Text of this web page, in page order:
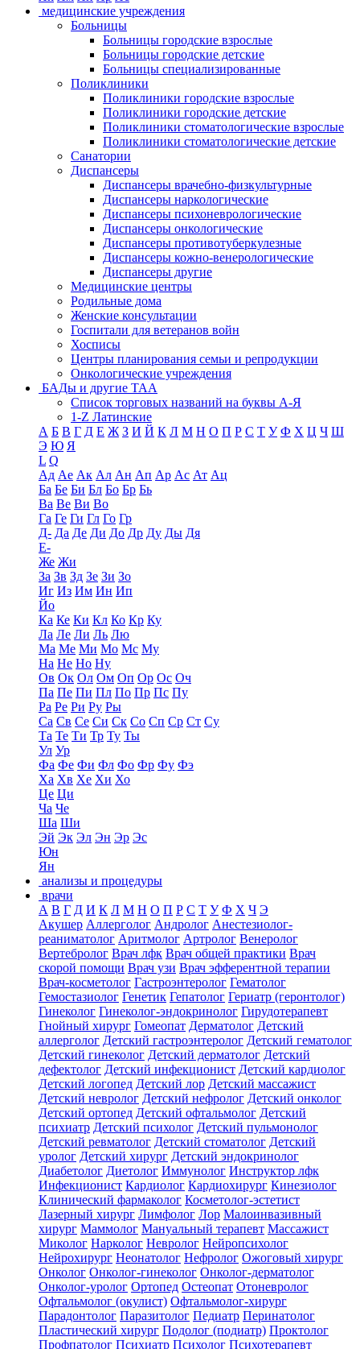
медицинские учреждения
Больницы
Больницы городские взрослые
Больницы городские детские
Больницы специализированные
Поликлиники
Поликлиники городские взрослые
Поликлиники городские детские
Поликлиники стоматологические взрослые
Поликлиники стоматологические детские
Санатории
Диспансеры
Диспансеры врачебно-физкультурные
Диспансеры наркологические
Диспансеры психоневрологические
Диспансеры онкологические
Диспансеры противотуберкулезные
Диспансеры кожно-венерологические
Диспансеры другие
Медицинские центры
Родильные дома
Женские консультации
Госпитали для ветеранов войн
Хосписы
Центры планирования семьи и репродукции
Онкологические учреждения
БАДы и другие ТАА
Список торговых названий на буквы А-Я
1-Z Латинские
А Б В Г Д Е Ж З И Й К Л М Н О П Р С Т У Ф Х Ц Ч Ш
Э Ю Я
L Q
Ад Ае Ак Ал Ан Ап Ар Ас Ат Ац
Ба Бе Би Бл Бо Бр Бь
Ва Ве Ви Во
Га Ге Ги Гл Го Гр
Д- Да Де Ди До Др Ду Ды Дя
Е-
Же Жи
За Зв Зд Зе Зи Зо
Иг Из Им Ин Ип
Йо
Ка Ке Ки Кл Ко Кр Ку
Ла Ле Ли Ль Лю
Ма Ме Ми Мо Мс Му
На Не Но Ну
Ов Ок Ол Ом Оп Ор Ос Оч
Па Пе Пи Пл По Пр Пс Пу
Ра Ре Ри Ру Ры
Са Св Се Си Ск Со Сп Ср Ст Су
Та Те Ти Тр Ту Ты
Ул Ур
Фа Фе Фи Фл Фо Фр Фу Фэ
Ха Хв Хе Хи Хо
Це Ци
Ча Че
Ша Ши
Эй Эк Эл Эн Эр Эс
Юн
Ян
анализы и процедуры
врачи
А В Г Д И К Л М Н О П Р С Т У Ф Х Ч Э
Акушер Аллерголог Андролог Анестезиолог-
реаниматолог Аритмолог Артролог Венеролог
Вертебролог Врач лфк Врач общей практики Врач
скорой помощи Врач узи Врач эфферентной терапии
Врач-косметолог Гастроэнтеролог Гематолог
Гемостазиолог Генетик Гепатолог Гериатр (геронтолог)
Гинеколог Гинеколог-эндокринолог Гирудотерапевт
Гнойный хирург Гомеопат Дерматолог Детский
аллерголог Детский гастроэнтеролог Детский гематолог
Детский гинеколог Детский дерматолог Детский
дефектолог Детский инфекционист Детский кардиолог
Детский логопед Детский лор Детский массажист
Детский невролог Детский нефролог Детский онколог
Детский ортопед Детский офтальмолог Детский
психиатр Детский психолог Детский пульмонолог
Детский ревматолог Детский стоматолог Детский
уролог Детский хирург Детский эндокринолог
Диабетолог Диетолог Иммунолог Инструктор лфк
Инфекционист Кардиолог Кардиохирург Кинезиолог
Клинический фармаколог Косметолог-эстетист
Лазерный хирург Лимфолог Лор Малоинвазивный
хирург Маммолог Мануальный терапевт Массажист
Миколог Нарколог Невролог Нейропсихолог
Нейрохирург Неонатолог Нефролог Ожоговый хирург
Онколог Онколог-гинеколог Онколог-дерматолог
Онколог-уролог Ортопед Остеопат Отоневролог
Офтальмолог (окулист) Офтальмолог-хирург
Парадонтолог Паразитолог Педиатр Перинатолог
Пластический хирург Подолог (подиатр) Проктолог
Профпатолог Психиатр Психолог Психотерапевт